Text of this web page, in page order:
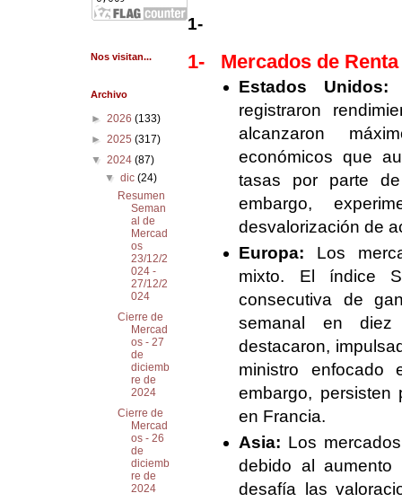
1-
1- Mercados de
Estados Unidos:
registraron
alcanzaron
económicos que
tasas por parte
embargo,
desvalorización de
Europa: Los
mixto. El índice
consecutiva de
semanal en diez
destacaron,
ministro
embargo, persisten
en Francia.
Asia: Los
debido al
desafía las
Nos visitan...
Archivo
►2026(133)
►2025(317)
▼2024(87)
▼ dic (24)
Resumen
Seman
al de
Mercad
os
23/12/2
024 -
27/12/2
024
Cierre de
Mercad
os - 27
de
diciemb
re de
2024
Cierre de
Mercad
os - 26
de
diciemb
re de
2024